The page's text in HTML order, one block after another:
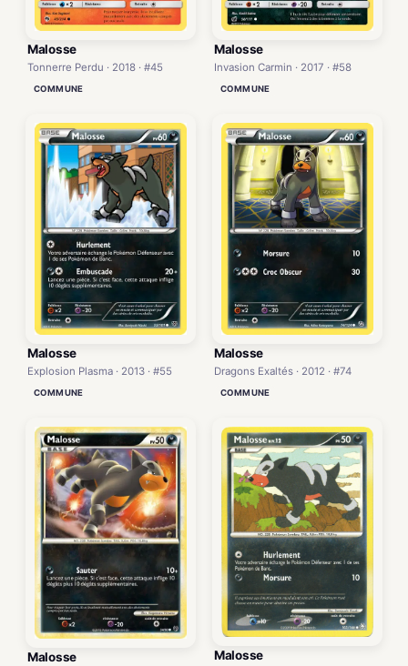
Malosse
Tonnerre Perdu · 2018 · #45
COMMUNE
Malosse
Invasion Carmin · 2017 · #58
COMMUNE
Malosse
Explosion Plasma · 2013 · #55
COMMUNE
Malosse
Dragons Exaltés · 2012 · #74
COMMUNE
Malosse Malosse